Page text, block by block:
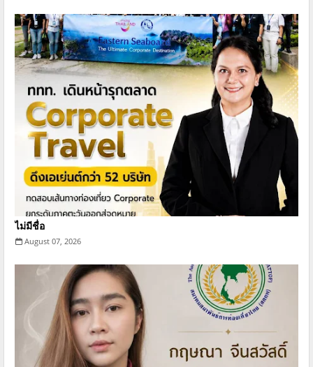
ไม่มีชื่อ
August 07, 2026